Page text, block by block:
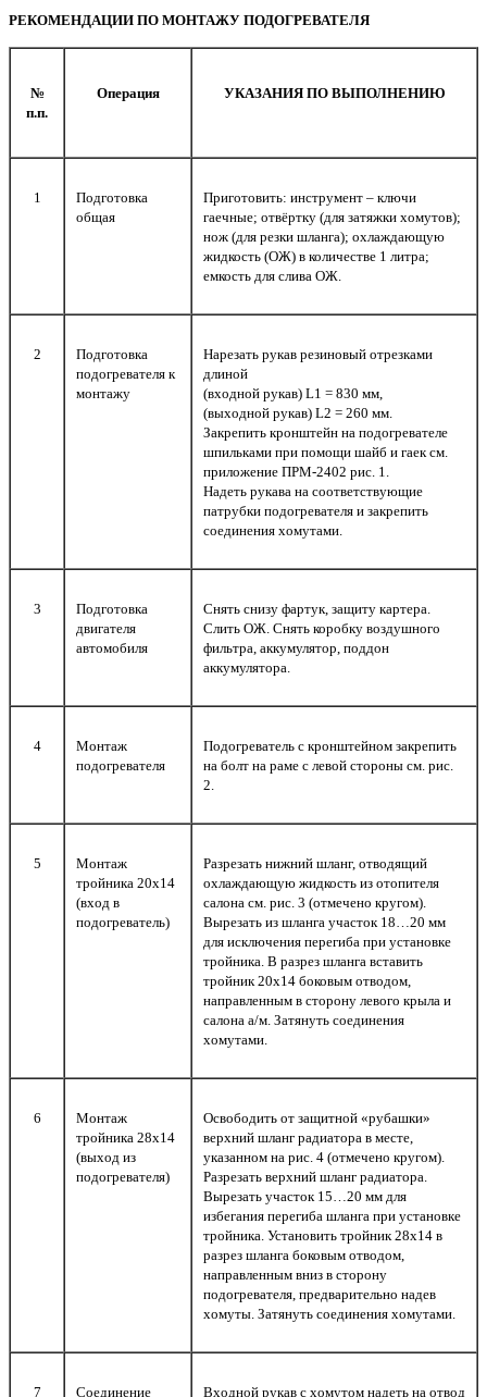
РЕКОМЕНДАЦИИ ПО МОНТАЖУ ПОДОГРЕВАТЕЛЯ
№
п.п.
Операция УКАЗАНИЯ ПО ВЫПОЛНЕНИЮ
1
Подготовка
общая
Приготовить: инструмент – ключи
гаечные; отвёртку (для затяжки хомутов);
нож (для резки шланга); охлаждающую
жидкость (ОЖ) в количестве 1 литра;
емкость для слива ОЖ.
2
Подготовка
подогревателя к
монтажу
Нарезать рукав резиновый отрезками
длиной
(входной рукав) L1 = 830 мм,
(выходной рукав) L2 = 260 мм.
Закрепить кронштейн на подогревателе
шпильками при помощи шайб и гаек см.
приложение ПРМ-2402 рис. 1.
Надеть рукава на соответствующие
патрубки подогревателя и закрепить
соединения хомутами.
3
Подготовка
двигателя
автомобиля
Снять снизу фартук, защиту картера.
Cлить ОЖ. Снять коробку воздушного
фильтра, аккумулятор, поддон
аккумулятора.
4
Монтаж
подогревателя
Подогреватель с кронштейном закрепить
на болт на раме с левой стороны см. рис.
2.
5
Монтаж
тройника 20х14
(вход в
подогреватель)
Разрезать нижний шланг, отводящий
охлаждающую жидкость из отопителя
салона см. рис. 3 (отмечено кругом).
Вырезать из шланга участок 18…20 мм
для исключения перегиба при установке
тройника. В разрез шланга вставить
тройник 20х14 боковым отводом,
направленным в сторону левого крыла и
салона а/м. Затянуть соединения
хомутами.
6
Монтаж
тройника 28х14
(выход из
подогревателя)
Освободить от защитной «рубашки»
верхний шланг радиатора в месте,
указанном на рис. 4 (отмечено кругом).
Разрезать верхний шланг радиатора.
Вырезать участок 15…20 мм для
избегания перегиба шланга при установке
тройника. Установить тройник 28х14 в
разрез шланга боковым отводом,
направленным вниз в сторону
подогревателя, предварительно надев
хомуты. Затянуть соединения хомутами.
7 Соединение Входной рукав с хомутом надеть на отвод